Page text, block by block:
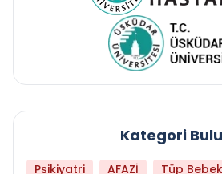
Kategori
Psikiyatri AFAZİ
Tüp Bebek